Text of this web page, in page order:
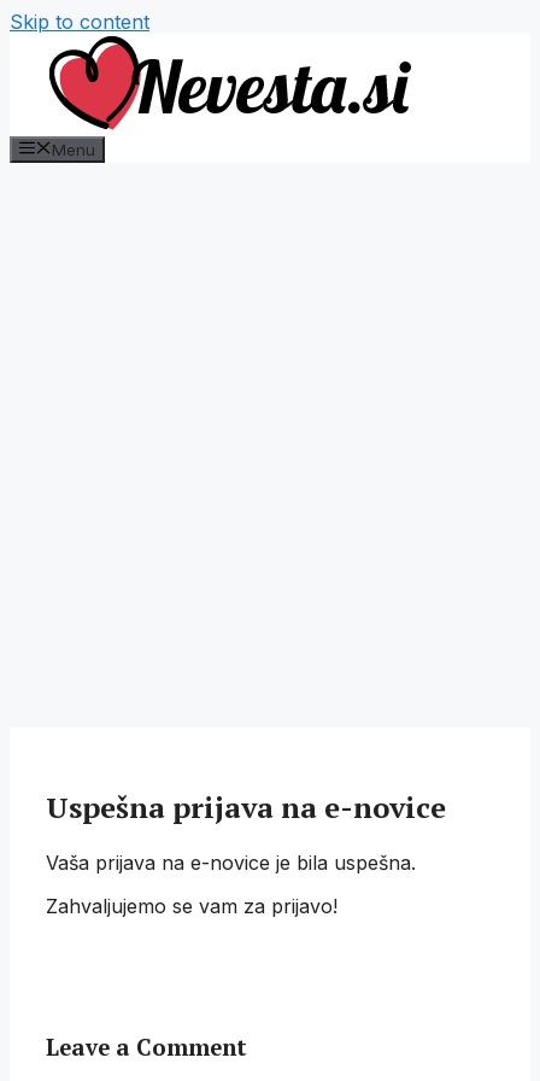
Skip to content
Menu
Uspešna prijava na e-novice
Vaša prijava na e-novice je bila uspešna.
Zahvaljujemo se vam za prijavo!
Leave a Comment